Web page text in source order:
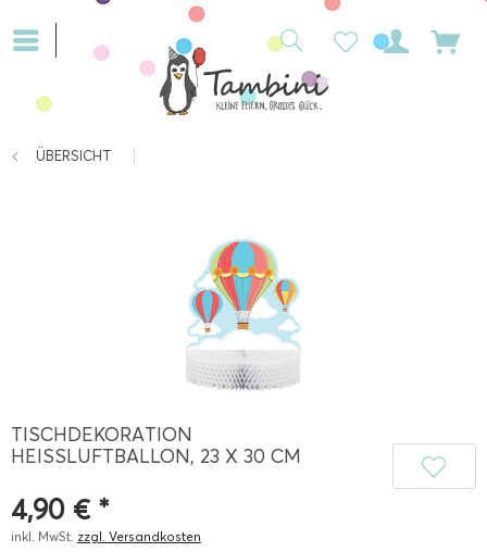
ÜBERSICHT
TISCHDEKORATION
HEISSLUFTBALLON, 23 X 30 CM
4,90 € *
inkl. MwSt. zzgl. Versandkosten